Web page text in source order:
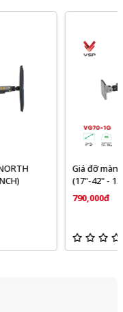
đỡ màn hình VSP VG70-1G
42" - 13KG)